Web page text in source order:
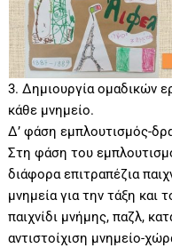
3. Δημιουργία ομαδικών
κάθε μνημείο.
Δ’ φάση εμπλουτισμός-
Στη φάση του
διάφορα επιτραπέζια
μνημεία για την τάξη και
παιχνίδι μνήμης, παζλ,
αντιστοίχιση μνημείο-